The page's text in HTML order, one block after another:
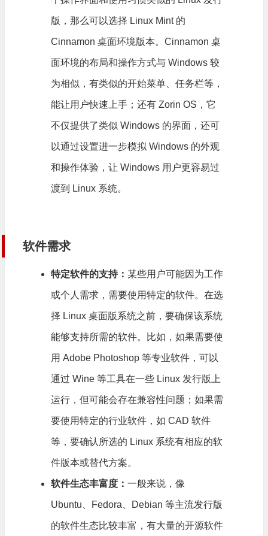
版，那么可以选择 Linux Mint 的
Cinnamon 桌面环境版本。Cinnamon 桌
面环境的布局和操作方式与 Windows 较
为相似，有类似的开始菜单、任务栏等，
能让用户快速上手；还有 Zorin OS，它
不仅提供了类似 Windows 的界面，还可
以通过设置进一步模拟 Windows 的外观
和操作体验，让 Windows 用户更容易过
渡到 Linux 系统。
软件需求
特定软件的支持： 某些用户可能因为工作
或个人需求，需要使用特定的软件。在选
择 Linux 桌面版系统之前，要确保该系统
能够支持所需的软件。比如，如果需要使
用 Adobe Photoshop 等专业软件，可以
通过 Wine 等工具在一些 Linux 发行版上
运行，但可能会存在兼容性问题；如果需
要使用特定的行业软件，如 CAD 软件
等，要确认所选的 Linux 系统有相应的软
件版本或替代方案。
软件生态丰富度： 一般来说，像
Ubuntu、Fedora、Debian 等主流发行版
的软件生态比较丰富，有大量的开源软件